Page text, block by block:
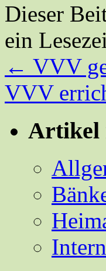
Dieser
ein
← VVV
VVV
Artikel
Intern